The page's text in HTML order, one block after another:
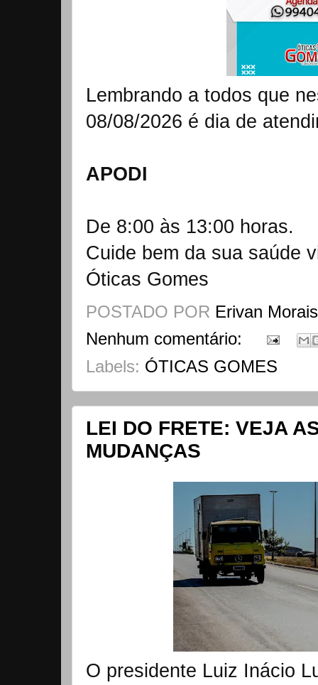
Lembrando a todos que
08/08/2026 é dia de
APODI
De 8:00 às 13:00 horas.
Cuide bem da sua saúde
Óticas Gomes
POSTADO POR Erivan Morais
Nenhum comentário:
Labels: ÓTICAS GOMES
LEI DO FRETE: VEJA
MUDANÇAS
O presidente Luiz Inácio